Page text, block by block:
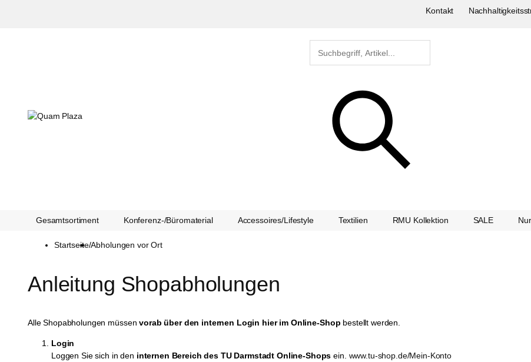
Kontakt
Gesamtsortiment Konferenz-/Büromaterial Accessoires/Lifestyle Textilien RMU Kollektion SALE
Startseite/Abholungen vor Ort
Anleitung Shopabholungen
Alle Shopabholungen müssenvorab über den internen Login hier im Online-Shop bestellt werden.
Login
Loggen Sie sich in den internen Bereich des TU Darmstadt Online-Shops ein. www.tu-shop.de/Mein-Konto